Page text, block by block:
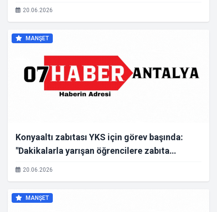
20.06.2026
MANŞET
Konyaaltı zabıtası YKS için görev başında:
"Dakikalarla yarışan öğrencilere zabıta
desteği"
20.06.2026
MANŞET